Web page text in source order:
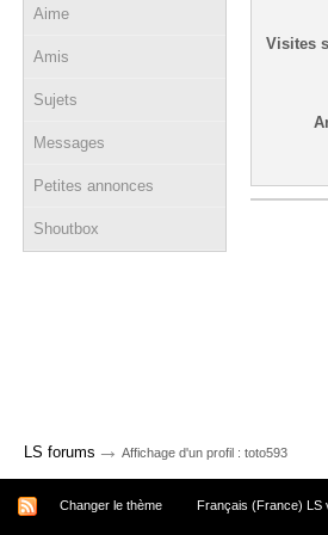
Aime
Amis
Sujets
Messages
Petites annonces
Shoutbox
Visites
LS forums → Affichage d'un profil : toto593
Changer le thème Français (France) LS